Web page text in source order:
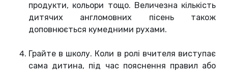
продукти, кольори тощо. Величезна кількість
дитячих англомовних пісень також
доповнюється кумедними рухами.
Грайте в школу. Коли в ролі вчителя виступає
сама дитина, під час пояснення правил або